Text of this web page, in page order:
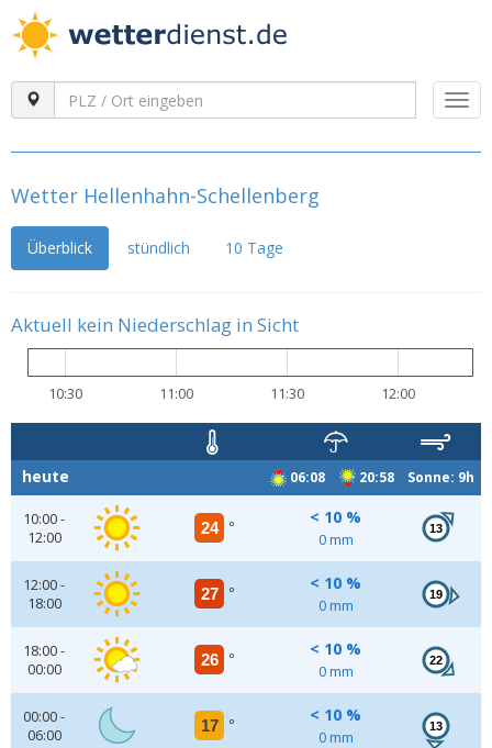
Wetter Hellenhahn-Schellenberg
Überblick stündlich 10 Tage
Aktuell kein Niederschlag in Sicht
10:30 11:00 11:30 12:00
06:08 20:58 Sonne: 9h
heute
10:00 -
12:00
24 °
< 10 %
0 mm
13
12:00 -
18:00
27 °
< 10 %
0 mm
19
18:00 -
00:00
26 °
< 10 %
0 mm
22
00:00 -
06:00
17 °
< 10 %
0 mm
13